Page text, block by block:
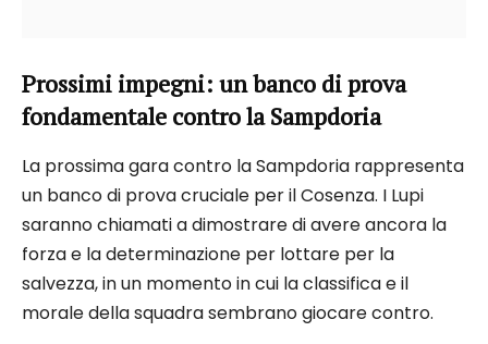
Prossimi impegni: un banco di prova
fondamentale contro la Sampdoria
La prossima gara contro la Sampdoria rappresenta
un banco di prova cruciale per il Cosenza. I Lupi
saranno chiamati a dimostrare di avere ancora la
forza e la determinazione per lottare per la
salvezza, in un momento in cui la classifica e il
morale della squadra sembrano giocare contro.